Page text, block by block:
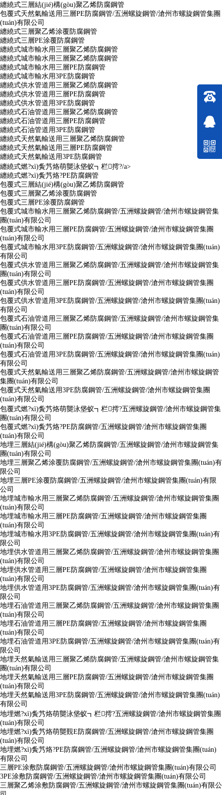
纏繞式三層結(jié)構(gòu)聚乙烯防腐鋼管
包覆式天然氣輸送用三層PE防腐鋼管/五洲螺旋鋼管/滄州市螺旋鋼管集團
(tuán)有限公司
纏繞式三層聚乙烯涂覆防腐鋼管
纏繞式三層PE涂覆防腐鋼管
纏繞式城市輸水用三層聚乙烯防腐鋼管
纏繞式城市輸水用三層聚乙烯防腐鋼管
纏繞式城市輸水用三層PE防腐鋼管
纏繞式城市輸水用3PE防腐鋼管
纏繞式供水管道用三層聚乙烯防腐鋼管
纏繞式供水管道用三層PE防腐鋼管
纏繞式供水管道用3PE防腐鋼管
纏繞式石油管道用三層聚乙烯防腐鋼管
纏繞式石油管道用三層PE防腐鋼管
纏繞式石油管道用3PE防腐鋼管
纏繞式天然氣輸送用三層聚乙烯防腐鋼管
纏繞式天然氣輸送用三層PE防腐鋼管
纏繞式天然氣輸送用3PE防腐鋼管
纏繞式燃?xì)夤艿烙萌龑泳垡蚁┓栏摴?/a>
纏繞式燃?xì)夤艿烙?PE防腐鋼管
包覆式三層結(jié)構(gòu)聚乙烯防腐鋼管
包覆式三層聚乙烯涂覆防腐鋼管
包覆式三層PE涂覆防腐鋼管
包覆式城市輸水用三層聚乙烯防腐鋼管/五洲螺旋鋼管/滄州市螺旋鋼管集
團(tuán)有限公司
包覆式城市輸水用三層PE防腐鋼管/五洲螺旋鋼管/滄州市螺旋鋼管集團
(tuán)有限公司
包覆式城市輸水用3PE防腐鋼管/五洲螺旋鋼管/滄州市螺旋鋼管集團(tuán)
有限公司
包覆式供水管道用三層聚乙烯防腐鋼管/五洲螺旋鋼管/滄州市螺旋鋼管集
團(tuán)有限公司
包覆式供水管道用三層PE防腐鋼管/五洲螺旋鋼管/滄州市螺旋鋼管集團
(tuán)有限公司
包覆式供水管道用3PE防腐鋼管/五洲螺旋鋼管/滄州市螺旋鋼管集團(tuán)
有限公司
包覆式石油管道用三層聚乙烯防腐鋼管/五洲螺旋鋼管/滄州市螺旋鋼管集
團(tuán)有限公司
包覆式石油管道用三層PE防腐鋼管/五洲螺旋鋼管/滄州市螺旋鋼管集團
(tuán)有限公司
包覆式石油管道用3PE防腐鋼管/五洲螺旋鋼管/滄州市螺旋鋼管集團(tuán)
有限公司
包覆式天然氣輸送用三層聚乙烯防腐鋼管/五洲螺旋鋼管/滄州市螺旋鋼管
集團(tuán)有限公司
包覆式天然氣輸送用3PE防腐鋼管/五洲螺旋鋼管/滄州市螺旋鋼管集團
(tuán)有限公司
包覆式燃?xì)夤艿烙萌龑泳垡蚁┓栏摴?五洲螺旋鋼管/滄州市螺旋鋼管集
團(tuán)有限公司
包覆式燃?xì)夤艿烙?PE防腐鋼管/五洲螺旋鋼管/滄州市螺旋鋼管集團
(tuán)有限公司
地埋三層結(jié)構(gòu)聚乙烯防腐鋼管/五洲螺旋鋼管/滄州市螺旋鋼管集
團(tuán)有限公司
地埋三層聚乙烯涂覆防腐鋼管/五洲螺旋鋼管/滄州市螺旋鋼管集團(tuán)有
限公司
地埋三層PE涂覆防腐鋼管/五洲螺旋鋼管/滄州市螺旋鋼管集團(tuán)有限
公司
地埋城市輸水用三層聚乙烯防腐鋼管/五洲螺旋鋼管/滄州市螺旋鋼管集團
(tuán)有限公司
地埋城市輸水用三層PE防腐鋼管/五洲螺旋鋼管/滄州市螺旋鋼管集團
(tuán)有限公司
地埋城市輸水用3PE防腐鋼管/五洲螺旋鋼管/滄州市螺旋鋼管集團(tuán)有
限公司
地埋供水管道用三層聚乙烯防腐鋼管/五洲螺旋鋼管/滄州市螺旋鋼管集團
(tuán)有限公司
地埋供水管道用三層PE防腐鋼管/五洲螺旋鋼管/滄州市螺旋鋼管集團
(tuán)有限公司
地埋供水管道用3PE防腐鋼管/五洲螺旋鋼管/滄州市螺旋鋼管集團(tuán)有
限公司
地埋石油管道用三層聚乙烯防腐鋼管/五洲螺旋鋼管/滄州市螺旋鋼管集團
(tuán)有限公司
地埋石油管道用三層PE防腐鋼管/五洲螺旋鋼管/滄州市螺旋鋼管集團
(tuán)有限公司
地埋石油管道用3PE防腐鋼管/五洲螺旋鋼管/滄州市螺旋鋼管集團(tuán)有
限公司
地埋天然氣輸送用三層聚乙烯防腐鋼管/五洲螺旋鋼管/滄州市螺旋鋼管集
團(tuán)有限公司
地埋天然氣輸送用三層PE防腐鋼管/五洲螺旋鋼管/滄州市螺旋鋼管集團
(tuán)有限公司
地埋天然氣輸送用3PE防腐鋼管/五洲螺旋鋼管/滄州市螺旋鋼管集團(tuán)
有限公司
地埋燃?xì)夤艿烙萌龑泳垡蚁┓栏摴?五洲螺旋鋼管/滄州市螺旋鋼管集團
(tuán)有限公司
地埋燃?xì)夤艿烙萌龑覲E防腐鋼管/五洲螺旋鋼管/滄州市螺旋鋼管集團
(tuán)有限公司
地埋燃?xì)夤艿烙?PE防腐鋼管/五洲螺旋鋼管/滄州市螺旋鋼管集團(tuán)
有限公司
三層PE涂敷防腐鋼管/五洲螺旋鋼管/滄州市螺旋鋼管集團(tuán)有限公司
3PE涂敷防腐鋼管/五洲螺旋鋼管/滄州市螺旋鋼管集團(tuán)有限公司
三層聚乙烯涂敷防腐鋼管/五洲螺旋鋼管/滄州市螺旋鋼管集團(tuán)有限公